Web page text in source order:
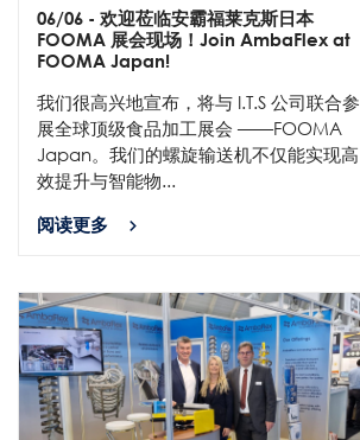
06/06 - 欢迎莅临安霸福莱克斯日本
FOOMA 展会现场！Join AmbaFlex at
FOOMA Japan!
我们很高兴地宣布，将与 I.T.S 公司联合参
展全球顶级食品加工展会 ——FOOMA
Japan。我们的螺旋输送机不仅能实现高
效提升与智能物...
阅读更多